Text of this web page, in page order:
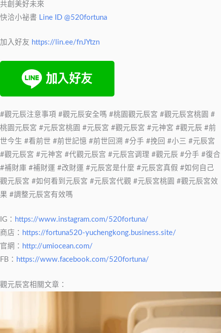
共創美好未來
快洽小祕書 Line ID @520fortuna
加入好友 https://lin.ee/fnJYtzn
#觀元辰注意事項 #觀元辰安全嗎 #桃園觀元辰宮 #觀元辰宮桃園 #
桃園元辰宮 #元辰宮桃園 #元辰宮 #觀元辰宮 #元神宮 #觀元辰 #前
世今生 #看前世 #前世記憶 #前世回溯 #分手 #挽回 #小三 #元辰宮
#觀元辰宮 #元神宮 #代觀元辰宫 #元辰宫调理 #觀元辰 #分手 #復合
#補財庫 #補財運 #改財運 #元辰宮是什麼 #元辰宮真假 #如何自己
觀元辰宮 #如何看到元辰宮 #元辰宮代觀 #元辰宮桃園 #觀元辰宮效
果 #調整元辰宮有效嗎
IG： https://www.instagram.com/520fortuna/
商店： https://fortuna520-yuchengkong.business.site/
官網： http://umiocean.com/
FB： https://www.facebook.com/520fortuna/
觀元辰宮相關文章：